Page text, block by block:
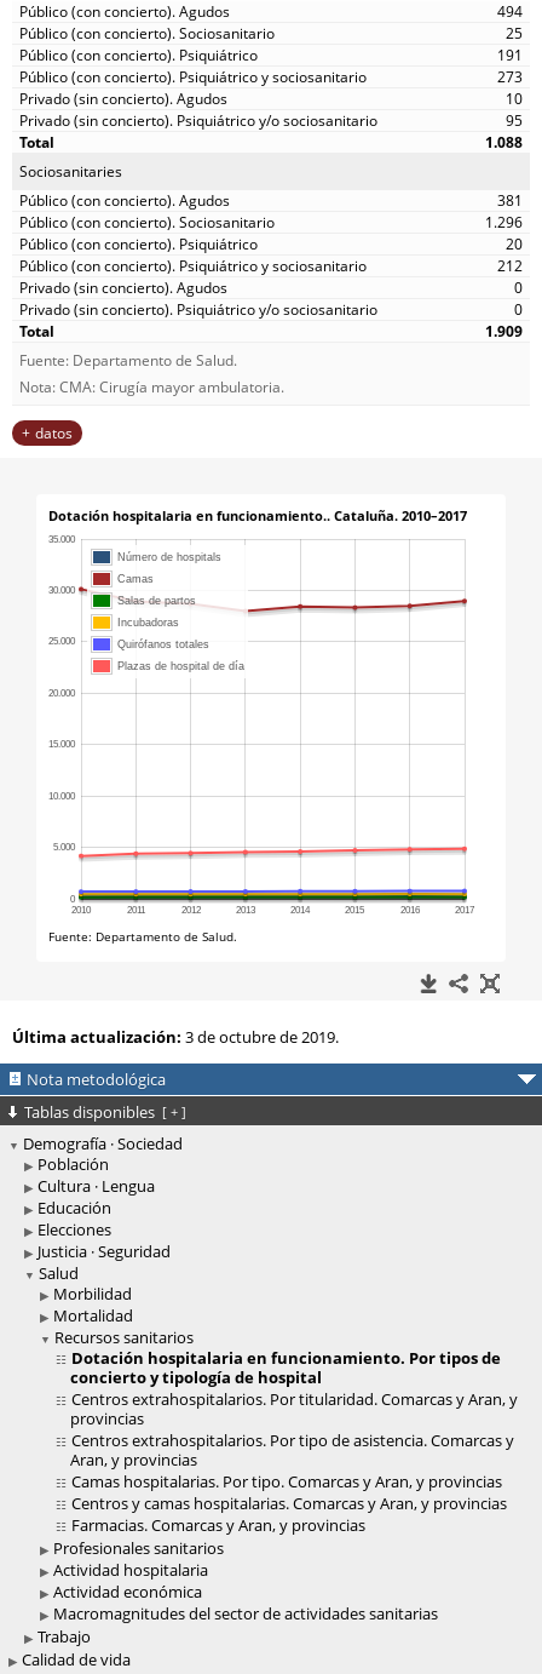
494
25
191
273
10
95
1.088
Sociosanitaries
381
1.296
20
212
0
0
1.909
Fuente: Departamento de Salud.
Nota: CMA: Cirugía mayor ambulatoria.
datos
Última actualización: 3 de octubre de 2019.
Nota metodológica
Tablas disponibles [ + ]
Demografía · Sociedad
Población
Cultura · Lengua
Educación
Elecciones
Justicia · Seguridad
Salud
Morbilidad
Mortalidad
Recursos sanitarios
Dotación hospitalaria en funcionamiento. Por tipos de
concierto y tipología de hospital
Centros extrahospitalarios. Por titularidad. Comarcas y Aran, y
provincias
Centros extrahospitalarios. Por tipo de asistencia. Comarcas y
Aran, y provincias
Camas hospitalarias. Por tipo. Comarcas y Aran, y provincias
Centros y camas hospitalarias. Comarcas y Aran, y provincias
Farmacias. Comarcas y Aran, y provincias
Profesionales sanitarios
Actividad hospitalaria
Actividad económica
Macromagnitudes del sector de actividades sanitarias
Trabajo
Calidad de vida